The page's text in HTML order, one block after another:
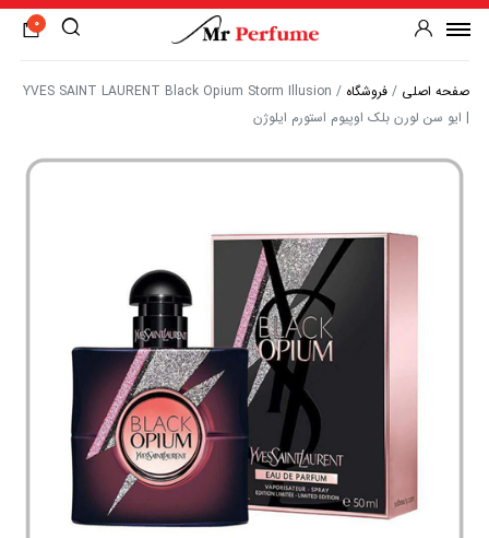
0
صفحه اصلی / فروشگاه /
YVES SAINT LAURENT Black Opium Storm Illusion
| ایو سن لورن بلک اوپیوم استورم ایلوژن